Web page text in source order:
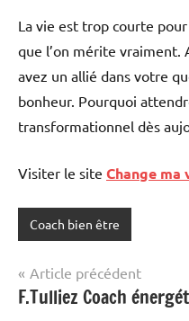
La vie est trop courte
que l’on mérite vraiment.
avez un allié dans votre
bonheur. Pourquoi
transformationnel dès
Visiter le site Change ma
Coach bien être
Navigation
de
Article précédent
F.Tulliez Coach